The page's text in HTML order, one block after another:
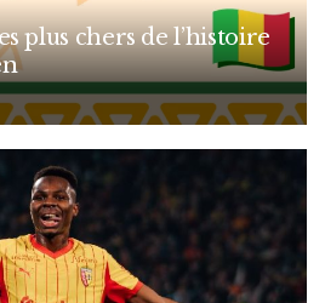
plus chers de l’histoire